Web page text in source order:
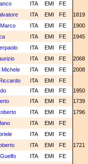
ITA EMI FE
ITA EMI FE 1819
ITA EMI FE 1900
ITA EMI FE 1945
ITA EMI FE
ITA EMI FE 2068
Michele ITA EMI FE 2008
ITA EMI FE
ITA EMI FE 1950
ITA EMI FE 1739
ITA EMI FE 1796
ITA EMI FE
ITA EMI FE
ITA EMI FE 1721
ITA EMI FE